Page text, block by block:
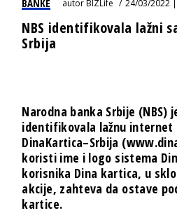
autorBIZLife 24/03/2022
NBS identifikovala lažni
Srbija
Narodna banka Srbije (NBS)
identifikovala lažnu internet
DinaKartica–Srbija
koristi ime i logo sistema
korisnika Dina kartica, u
akcije, zahteva da ostave
kartice.